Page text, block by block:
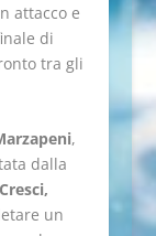
attacco e
di
tra gli
,
dalla
Cresci,
un